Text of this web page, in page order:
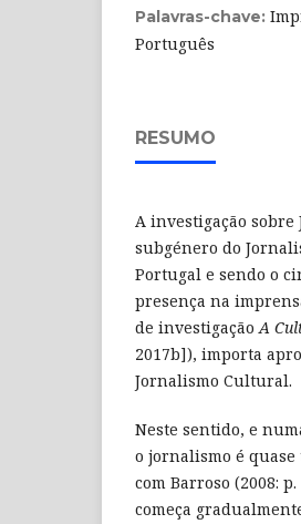
Palavras-chave:
Português
RESUMO
A investigação
subgénero do
Portugal e sendo o
presença na
de investigaçãoA
2017b]), importa
Jornalismo Cultural.
Neste sentido, e
o jornalismo é quase
com Barroso (2008:
começa